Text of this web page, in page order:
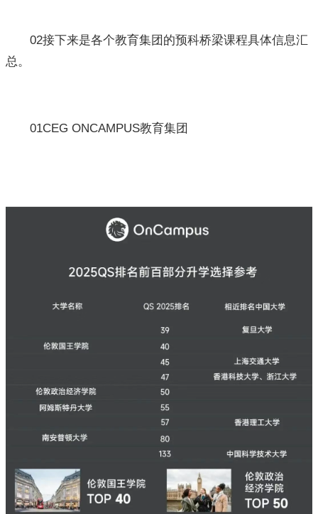
02接下来是各个教育集团的预科桥梁课程具体信息汇
总。
01CEG ONCAMPUS教育集团